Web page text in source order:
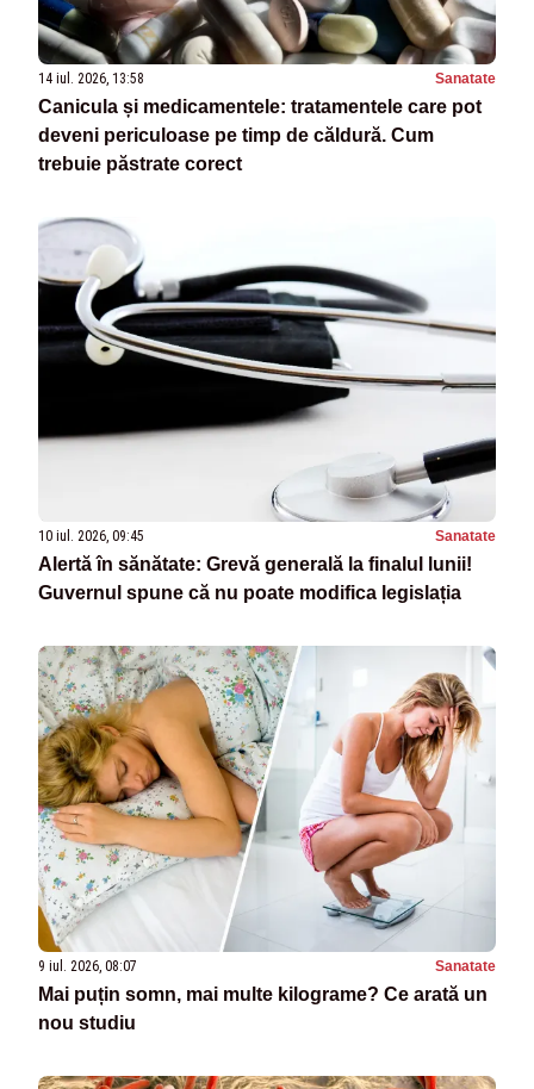
14 iul. 2026, 13:58 Sanatate
Canicula și medicamentele: tratamentele care pot
deveni periculoase pe timp de căldură. Cum
trebuie păstrate corect
10 iul. 2026, 09:45 Sanatate
Alertă în sănătate: Grevă generală la finalul lunii!
Guvernul spune că nu poate modifica legislația
9 iul. 2026, 08:07 Sanatate
Mai puțin somn, mai multe kilograme? Ce arată un
nou studiu